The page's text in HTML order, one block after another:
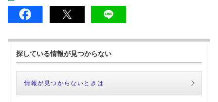
探している情報が見つからない
情報が見つからないときは